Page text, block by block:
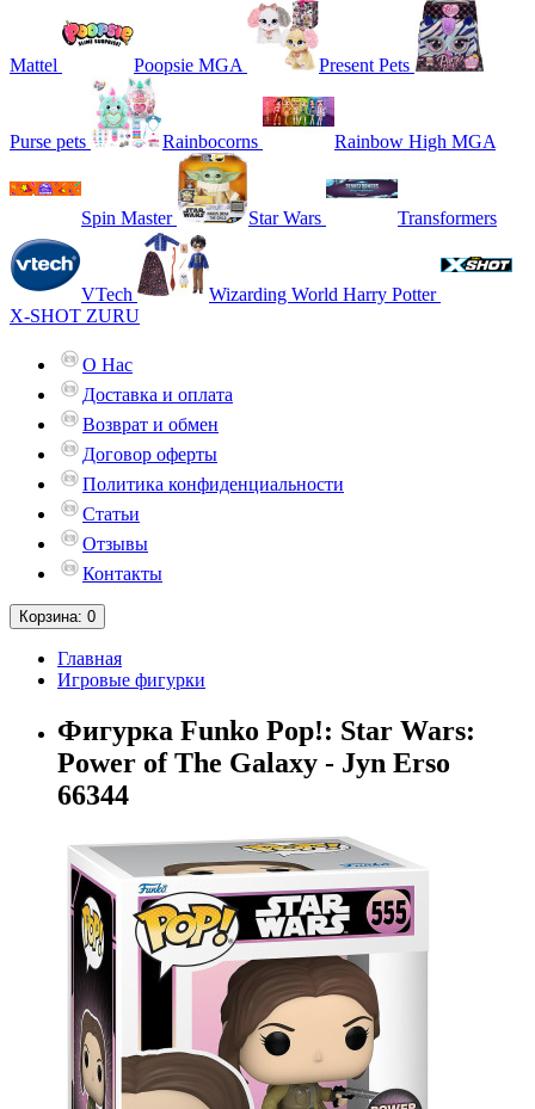
Mattel Poopsie MGA Present Pets
Purse pets Rainbocorns Rainbow High MGA
Spin Master Star Wars Transformers
VTech
Wizarding World Harry Potter
X-SHOT ZURU
О Нас
Доставка и оплата
Возврат и обмен
Договор оферты
Политика конфиденциальности
Статьи
Отзывы
Контакты
Корзина: 0
Главная
Игровые фигурки
Фигурка Funko Pop!: Star Wars:
Power of The Galaxy - Jyn Erso
66344